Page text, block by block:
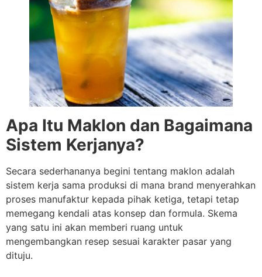
Apa Itu Maklon dan Bagaimana
Sistem Kerjanya?
Secara sederhananya begini tentang maklon adalah
sistem kerja sama produksi di mana brand menyerahkan
proses manufaktur kepada pihak ketiga, tetapi tetap
memegang kendali atas konsep dan formula. Skema
yang satu ini akan memberi ruang untuk
mengembangkan resep sesuai karakter pasar yang
dituju.